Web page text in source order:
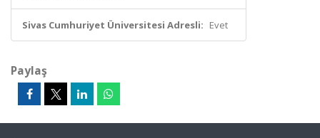
Sivas Cumhuriyet Üniversitesi Adresli: Evet
Paylaş